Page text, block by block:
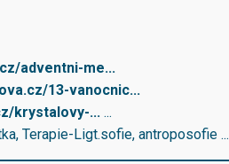
adventni-me...
13-vanocnic...
krystalovy-... ...
Terapie-Ligt.sofie, antroposofie ...